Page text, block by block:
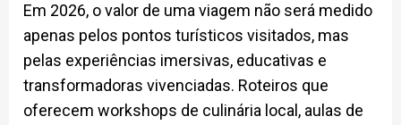
Em 2026, o valor de uma viagem não será medido
apenas pelos pontos turísticos visitados, mas
pelas experiências imersivas, educativas e
transformadoras vivenciadas. Roteiros que
oferecem workshops de culinária local, aulas de